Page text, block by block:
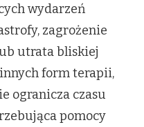
wydarzeń
zagrożenie
utrata bliskiej
form terapii,
ogranicza czasu
pomocy